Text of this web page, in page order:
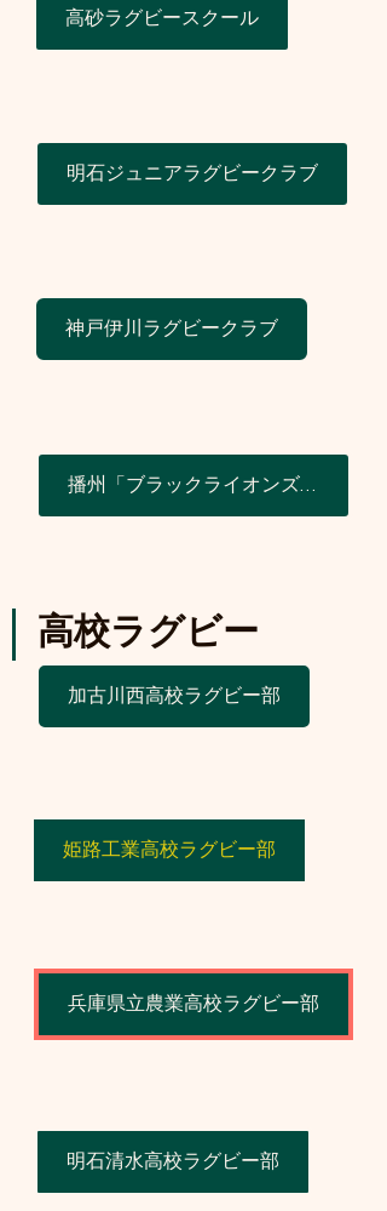
高砂ラグビースクール
明石ジュニアラグビークラブ
神戸伊川ラグビークラブ
高校ラグビー
加古川西高校ラグビー部
姫路工業高校ラグビー部
兵庫県立農業高校ラグビー部
明石清水高校ラグビー部